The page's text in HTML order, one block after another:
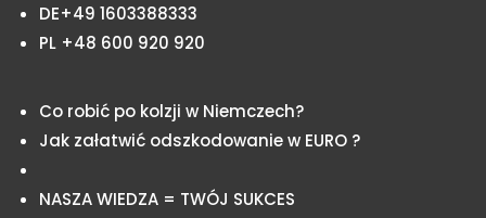
DE+49 1603388333
PL +48 600 920 920
Co robić po kolzji w Niemczech?
Jak załatwić odszkodowanie w EURO ?
NASZA WIEDZA = TWÓJ SUKCES